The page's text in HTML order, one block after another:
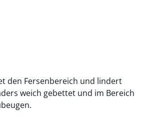
den Fersenbereich und lindert
weich gebettet und im Bereich